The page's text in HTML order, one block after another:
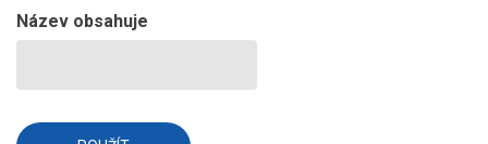
Název obsahuje